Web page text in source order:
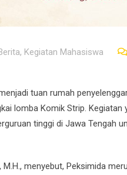
, Kegiatan Mahasiswa
tuan rumah
lomba Komik Strip.
tinggi di Jawa Tengah
M.H., menyebut, Peksimida